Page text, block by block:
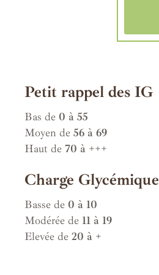
Petit rappel des IG
Bas de 0 à 55
Moyen de 56 à 69
Haut de 70 à +++
Charge Glycémique
Basse de 0 à 10
Modérée de 11 à 19
Elevée de 20 à +